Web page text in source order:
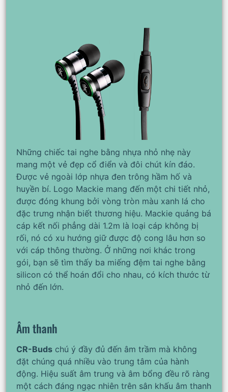
Những chiếc tai nghe bằng nhựa nhỏ nhẹ này
mang một vẻ đẹp cổ điển và đôi chút kín đáo.
Được vẻ ngoài lớp nhựa đen trông hầm hố và
huyền bí. Logo Mackie mang đến một chi tiết nhỏ,
được đóng khung bởi vòng tròn màu xanh lá cho
đặc trưng nhận biết thương hiệu. Mackie quảng bá
cáp kết nối phẳng dài 1.2m là loại cáp không bị
rối, nó có xu hướng giữ được độ cong lâu hơn so
với cáp thông thường. Ở những nơi khác trong
gói, bạn sẽ tìm thấy ba miếng đệm tai nghe bằng
silicon có thể hoán đổi cho nhau, có kích thước từ
nhỏ đến lớn.
Âm thanh
CR-Buds chú ý đầy đủ đến âm trầm mà không
đặt chúng quá nhiều vào trung tâm của hành
động. Hiệu suất âm trung và âm bổng đều rõ ràng
một cách đáng ngạc nhiên trên sân khấu âm thanh